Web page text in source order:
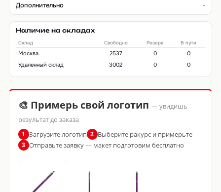
Дополнительно
Наличие на складах
Склад Свободно Резерв В пути
Москва 2537 0
0
Удаленный склад
3002 0 0
🎨 Примерь свой логотип — увидишь
результат до заказа
1 Загрузите логотип 2 Выберите ракурс и примерьте
3 Отправьте заявку — макет подготовим бесплатно